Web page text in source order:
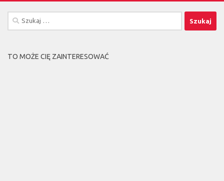
Szukaj:
TO MOŻE CIĘ ZAINTERESOWAĆ